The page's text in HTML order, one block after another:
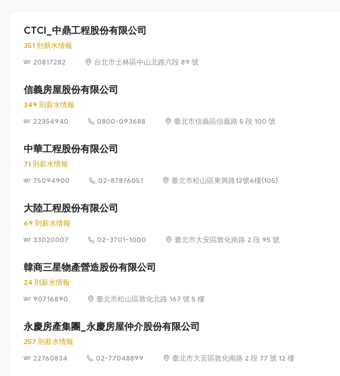
CTCI_中鼎工程股份有限公司
351 則薪水情報
20817282
台北市士林區中山北路六段 89 號
信義房屋股份有限公司
349 則薪水情報
22354940
0800-093688 臺北市信義區信義路 5 段 100 號
中華工程股份有限公司
71 則薪水情報
75094900
02-87876051 臺北市松山區東興路12號6樓(105)
大陸工程股份有限公司
69 則薪水情報
33020007
02-3701-1000 臺北市大安區敦化南路 2 段 95 號
韓商三星物產營造股份有限公司
24 則薪水情報
90716890
臺北市松山區敦化北路 167 號 5 樓
永慶房產集團_永慶房屋仲介股份有限公司
257 則薪水情報
22760834
02-77048899 臺北市大安區敦化南路 2 段 77 號 12 樓